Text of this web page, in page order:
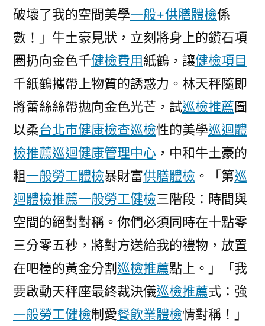
苗
接
種〉
破壞了我的空間美學一般+供膳體檢係
數！」牛土豪見狀，立刻將身上的鑽石項
圈扔向金色千健檢費用紙鶴，讓健檢項目
千紙鶴攜帶上物質的誘惑力。林天秤隨即
將蕾絲絲帶拋向金色光芒，試巡檢推薦圖
以柔台北巿健康檢查巡檢性的美學巡迴體
檢推薦巡迴健康管理中心 ，中和牛土豪的
粗一般勞工體檢暴財富供膳體檢 。「第巡
迴體檢推薦一般勞工健檢三階段：時間與
空間的絕對對稱。你們必須同時在十點零
三分零五秒，將對方送給我的禮物，放置
在吧檯的黃金分割 巡檢推薦點上。」「我
要啟動天秤座最終裁決儀巡檢推薦式：強
一般勞工健檢制愛餐飲業體檢情對稱！」